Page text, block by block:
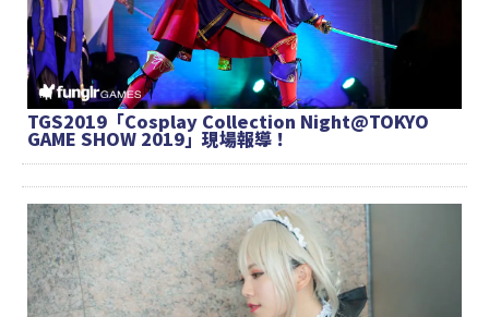
TGS2019「Cosplay Collection Night@TOKYO
GAME SHOW 2019」現場報導！